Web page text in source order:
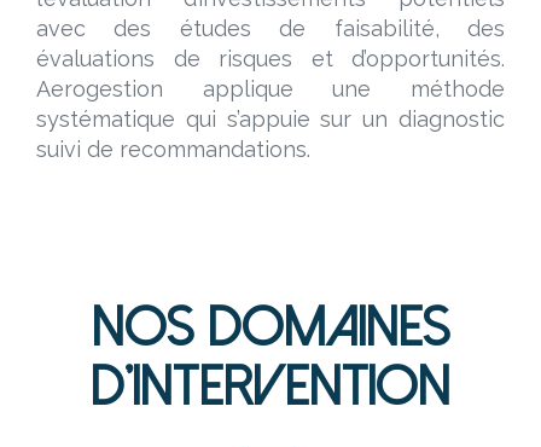
avec des études de faisabilité, des
évaluations de risques et d’opportunités.
Aerogestion applique une méthode
systématique qui s’appuie sur un diagnostic
suivi de recommandations.
Nos Domaines
d'Intervention